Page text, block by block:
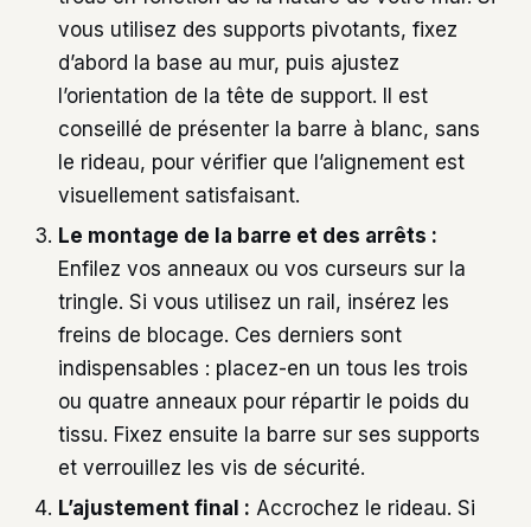
vous utilisez des supports pivotants, fixez
d’abord la base au mur, puis ajustez
l’orientation de la tête de support. Il est
conseillé de présenter la barre à blanc, sans
le rideau, pour vérifier que l’alignement est
visuellement satisfaisant.
Le montage de la barre et des arrêts :
Enfilez vos anneaux ou vos curseurs sur la
tringle. Si vous utilisez un rail, insérez les
freins de blocage. Ces derniers sont
indispensables : placez-en un tous les trois
ou quatre anneaux pour répartir le poids du
tissu. Fixez ensuite la barre sur ses supports
et verrouillez les vis de sécurité.
L’ajustement final : Accrochez le rideau. Si